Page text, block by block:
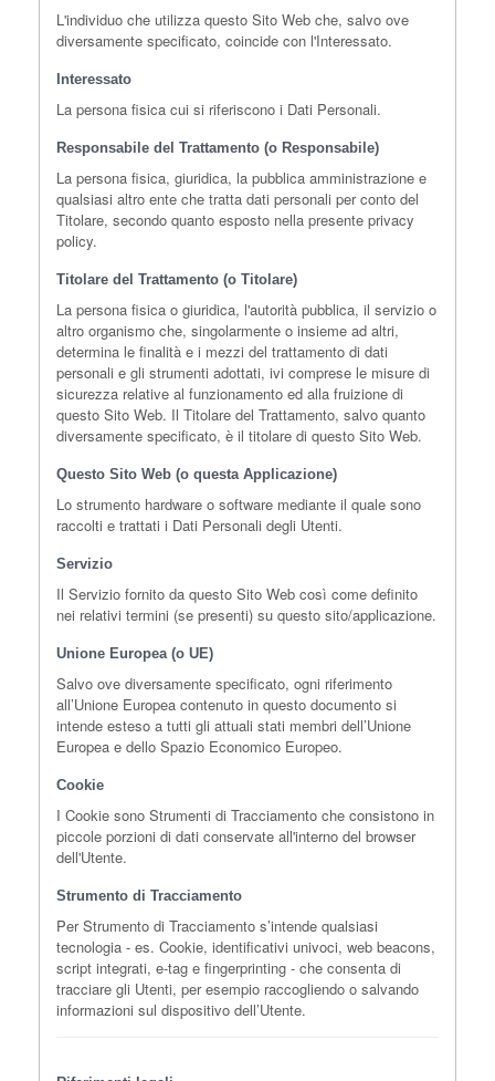
L'individuo che utilizza questo Sito Web che, salvo ove
diversamente specificato, coincide con l'Interessato.
Interessato
La persona fisica cui si riferiscono i Dati Personali.
Responsabile del Trattamento (o Responsabile)
La persona fisica, giuridica, la pubblica amministrazione e
qualsiasi altro ente che tratta dati personali per conto del
Titolare, secondo quanto esposto nella presente privacy
policy.
Titolare del Trattamento (o Titolare)
La persona fisica o giuridica, l'autorità pubblica, il servizio o
altro organismo che, singolarmente o insieme ad altri,
determina le finalità e i mezzi del trattamento di dati
personali e gli strumenti adottati, ivi comprese le misure di
sicurezza relative al funzionamento ed alla fruizione di
questo Sito Web. Il Titolare del Trattamento, salvo quanto
diversamente specificato, è il titolare di questo Sito Web.
Questo Sito Web (o questa Applicazione)
Lo strumento hardware o software mediante il quale sono
raccolti e trattati i Dati Personali degli Utenti.
Servizio
Il Servizio fornito da questo Sito Web così come definito
nei relativi termini (se presenti) su questo sito/applicazione.
Unione Europea (o UE)
Salvo ove diversamente specificato, ogni riferimento
all’Unione Europea contenuto in questo documento si
intende esteso a tutti gli attuali stati membri dell’Unione
Europea e dello Spazio Economico Europeo.
Cookie
I Cookie sono Strumenti di Tracciamento che consistono in
piccole porzioni di dati conservate all'interno del browser
dell'Utente.
Strumento di Tracciamento
Per Strumento di Tracciamento s’intende qualsiasi
tecnologia - es. Cookie, identificativi univoci, web beacons,
script integrati, e-tag e fingerprinting - che consenta di
tracciare gli Utenti, per esempio raccogliendo o salvando
informazioni sul dispositivo dell’Utente.